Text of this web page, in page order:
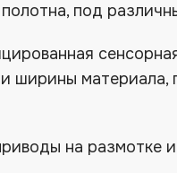
под
ширины материала,
на размотке